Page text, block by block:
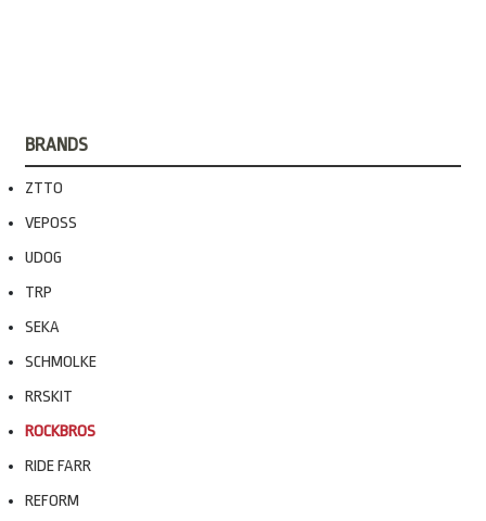
BRANDS
ZTTO
VEPOSS
UDOG
TRP
SEKA
SCHMOLKE
RRSKIT
ROCKBROS
RIDE FARR
REFORM